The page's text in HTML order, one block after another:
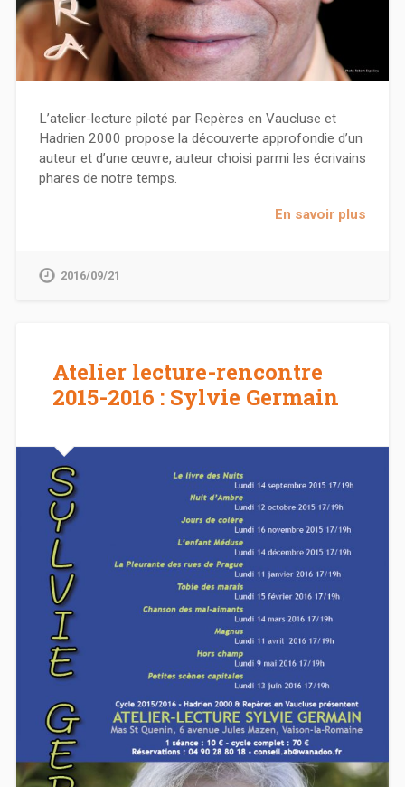
L’atelier-lecture piloté par Repères en Vaucluse et
Hadrien 2000 propose la découverte approfondie d’un
auteur et d’une œuvre, auteur choisi parmi les écrivains
phares de notre temps.
En savoir plus
2016/09/21
Atelier lecture-rencontre
2015-2016 : Sylvie Germain